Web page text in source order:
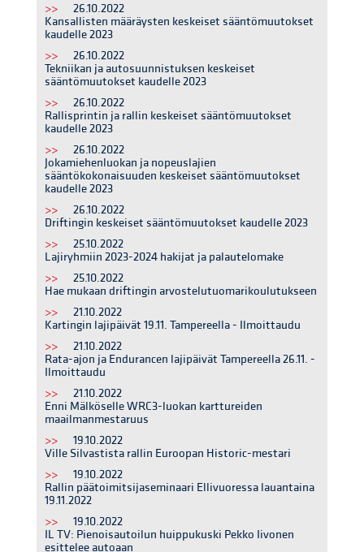
>>
26.10.2022
Kansallisten määräysten keskeiset sääntömuutokset
kaudelle 2023
>>
26.10.2022
Tekniikan ja autosuunnistuksen keskeiset
sääntömuutokset kaudelle 2023
>>
26.10.2022
Rallisprintin ja rallin keskeiset sääntömuutokset
kaudelle 2023
>>
26.10.2022
Jokamiehenluokan ja nopeuslajien
sääntökokonaisuuden keskeiset sääntömuutokset
kaudelle 2023
>>
26.10.2022
Driftingin keskeiset sääntömuutokset kaudelle 2023
>>
25.10.2022
Lajiryhmiin 2023-2024 hakijat ja palautelomake
>>
25.10.2022
Hae mukaan driftingin arvostelutuomarikoulutukseen
>>
21.10.2022
Kartingin lajipäivät 19.11. Tampereella - Ilmoittaudu
>>
21.10.2022
Rata-ajon ja Endurancen lajipäivät Tampereella 26.11. -
Ilmoittaudu
>>
21.10.2022
Enni Mälköselle WRC3-luokan karttureiden
maailmanmestaruus
>>
19.10.2022
Ville Silvastista rallin Euroopan Historic-mestari
>>
19.10.2022
Rallin päätoimitsijaseminaari Ellivuoressa lauantaina
19.11.2022
>>
19.10.2022
IL TV: Pienoisautoilun huippukuski Pekko Iivonen
esittelee autoaan